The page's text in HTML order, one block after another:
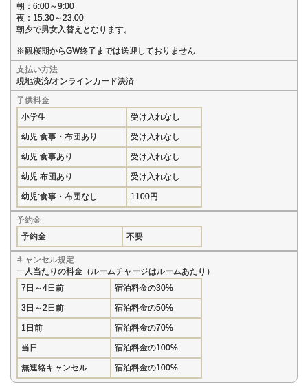
朝：6:00～9:00
夜：15:30～23:00
朝夕で男女入替えとなります。
※観桜期からGW終了までは送迎しておりません
支払い方法
現地決済/オンラインカード決済
子供料金
小学生
受け入れなし
幼児:食事・布団あり 受け入れなし
幼児:食事あり 受け入れなし
幼児:布団あり 受け入れなし
幼児:食事・布団なし 1100円
予約金
予約金
不要
キャンセル規定
一人当たりの料金（ルームチャージはルームあたり）
7日～4日前
宿泊料金の30%
3日～2日前 宿泊料金の50%
1日前 宿泊料金の70%
当日 宿泊料金の100%
無連絡キャンセル 宿泊料金の100%